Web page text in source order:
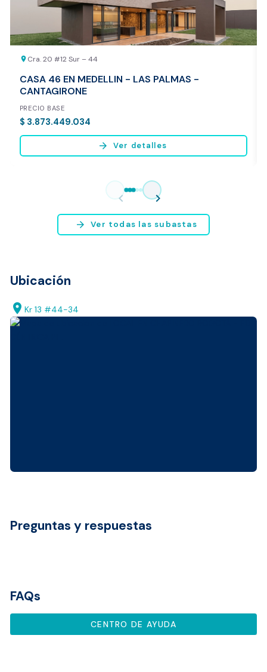
* Servicio disponible exclusivamente para inmuebles ubicados en
Bogotá y Medellín.
location_on Cra. 20 #12 Sur – 44
CASA 46 EN MEDELLIN - LAS PALMAS -
CANTAGIRONE
PRECIO BASE
$ 3.873.449.034
arrow_forward Ver detalles
chevron_left chevron_right
arrow_forward Ver todas las subastas
Ubicación
location_on Kr 13 #44-34
Preguntas y respuestas
FAQs
CENTRO DE AYUDA